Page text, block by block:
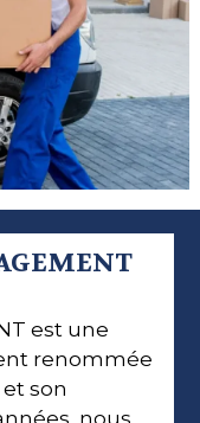
est une
renommée
son